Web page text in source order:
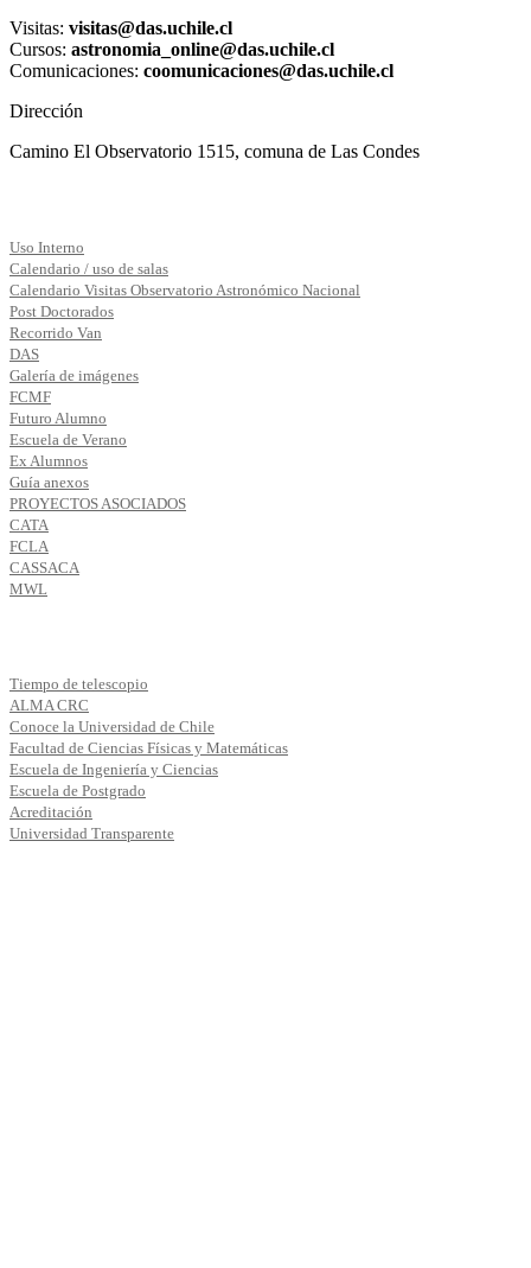
Visitas: visitas@das.uchile.cl
Cursos: astronomia_online@das.uchile.cl
Comunicaciones: coomunicaciones@das.uchile.cl
Dirección
Camino El Observatorio 1515, comuna de Las Condes
Uso Interno
Calendario / uso de salas
Calendario Visitas Observatorio Astronómico Nacional
Post Doctorados
Recorrido Van
DAS
Galería de imágenes
FCMF
Futuro Alumno
Escuela de Verano
Ex Alumnos
Guía anexos
PROYECTOS ASOCIADOS
CATA
FCLA
CASSACA
MWL
Tiempo de telescopio
ALMA CRC
Conoce la Universidad de Chile
Facultad de Ciencias Físicas y Matemáticas
Escuela de Ingeniería y Ciencias
Escuela de Postgrado
Acreditación
Universidad Transparente